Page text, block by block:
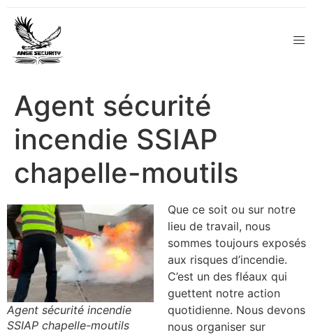
Agent sécurité
incendie SSIAP
chapelle-moutils
Agent sécurité incendie
SSIAP chapelle-moutils
Que ce soit ou sur notre
lieu de travail, nous
sommes toujours exposés
aux risques d’incendie.
C’est un des fléaux qui
guettent notre action
quotidienne. Nous devons
nous organiser sur